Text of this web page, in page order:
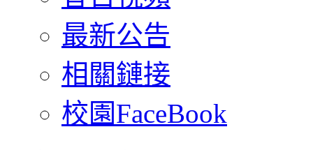
最新公告
相關鏈接
校園FaceBook